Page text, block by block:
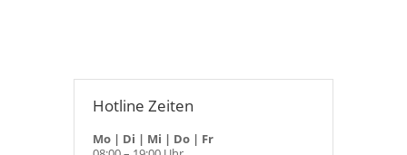
Hotline Zeiten
Mo | Di | Mi | Do | Fr